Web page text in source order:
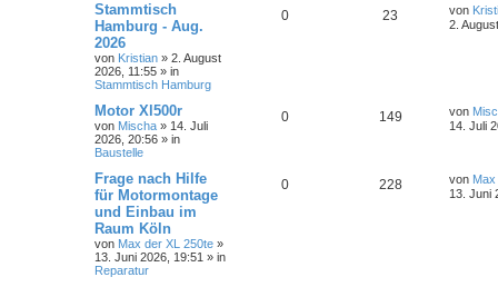
Stammtisch
Hamburg - Aug.
2026
von Kristian » 2. August
2026, 11:55 » in
Stammtisch Hamburg
0 23 von
2.
Motor Xl500r
von Mischa » 14. Juli
2026, 20:56 » in
Baustelle
0 149 von
14. Juli
Frage nach Hilfe
für Motormontage
und Einbau im
Raum Köln
von Max der XL 250te »
13. Juni 2026, 19:51 » in
Reparatur
0 228 von
13. Juni